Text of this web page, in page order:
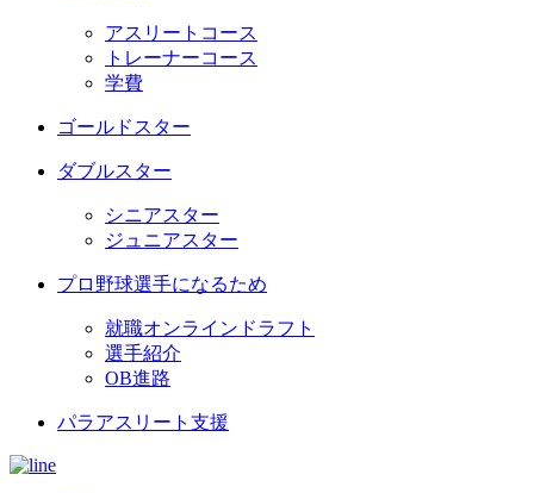
アスリートコース
トレーナーコース
学費
ゴールドスター
ダブルスター
シニアスター
ジュニアスター
プロ野球選手になるため
就職オンラインドラフト
選手紹介
OB進路
パラアスリート支援